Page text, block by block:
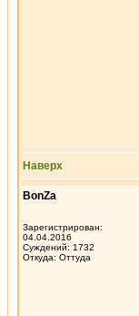
Наверх
BonZa
Зарегистрирован:
04.04.2016
Суждений: 1732
Откуда: Oттyдa